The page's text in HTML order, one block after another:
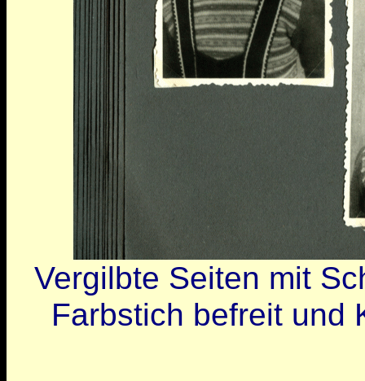
Vergilbte Seiten mit
Farbstich befreit und